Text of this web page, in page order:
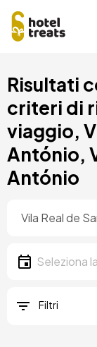
contenuto
principale
Risultati
criteri di
viaggio,
António,
António
Data
Seleziona la data
Filtri